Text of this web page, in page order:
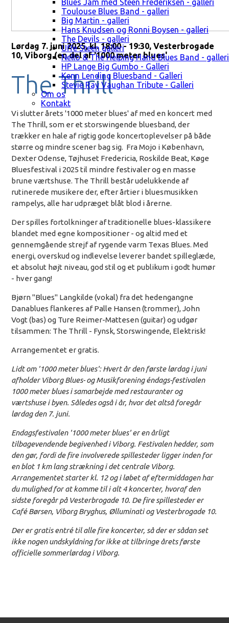
Blues Jam med Steen Frederiksen - galleri
Toulouse Blues Band - galleri
Big Martin - galleri
Hans Knudsen og Ronni Boysen - galleri
The Devils - galleri
Uffe Steen galleri
Nello & The Helping Hand Blues Band - galleri
HP Lange Big Gumbo - Galleri
Kenn Lending Bluesband - Galleri
Stevie Ray Vaughan Tribute - Galleri
Om os
Kontakt
Lørdag 7. juni 2025, kl. 18:00 - 19:30, Vesterbrogade
10, Viborg (en del af '1000 meter blues'
The Thrill
Vi slutter årets '1000 meter blues' af med en koncert med
The Thrill, som er et storswingende bluesband, der
trækker en hale af rigtig gode koncertoplevelser på både
større og mindre scener bag sig. Fra Mojo i København,
Dexter Odense, Tøjhuset Fredericia, Roskilde Beat, Køge
Bluesfestival i 2025 til mindre festivaler og en masse
brune værtshuse. The Thrill består udelukkende af
rutinerede musikere der, efter årtier i bluesmusikken
rampelys, alle har udpræget blåt blod i årerne.
Der spilles fortolkninger af traditionelle blues-klassikere
blandet med egne kompositioner - og altid med et
gennemgående strejf af rygende varm Texas Blues. Med
energi, overskud og indlevelse leverer bandet spilleglæde,
et absolut højt niveau, god stil og et publikum i godt humør
- hver gang!
Bjørn "Blues" Langkilde (vokal) fra det hedengangne
Danablues flankeres af Palle Hansen (trommer), John
Vogt (bas) og Ture Reimer-Mattesen (guitar) og udgør
tilsammen: The Thrill - Fynsk, Storswingende, Elektrisk!
Arrangementet er gratis.
Lidt om '1000 meter blues': Hvert år den første lørdag i juni
afholder Viborg Blues- og Musikforening éndags-festivalen
1000 meter blues i samarbejde med restauranter og
værtshuse i byen. Således også i år, hvor det altså foregår
lørdag den 7. juni.
Endagsfestivalen '1000 meter blues' er en årligt
tilbagevendende begivenhed i Viborg. Festivalen hedder, som
den gør, fordi de fire involverede spillesteder ligger inden for
en blot 1 km lang strækning i det centrale Viborg.
Arrangementet starter kl. 12 og i løbet af eftermiddagen har
du mulighed for at komme til i alt 4 koncerter, hvoraf den
sidste foregår på Vesterbrogade 10. De fire spillesteder er
Café Børsen, Viborg Bryghus, Ølluminati og Vesterbrogade 10.
Der er gratis entré til alle fire koncerter, så der er sådan set
ikke nogen undskyldning for ikke at tilbringe årets første
officielle sommerlørdag i Viborg.